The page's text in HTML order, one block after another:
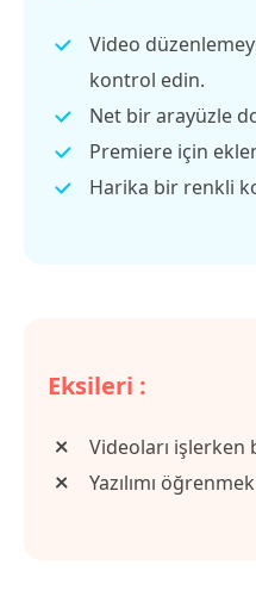
Video
kontrol edin.
Net bir arayüzle
Premiere için
Harika bir renkli
Eksileri :
Videoları işlerken
Yazılımı